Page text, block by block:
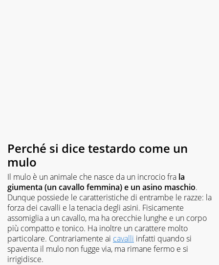
Perché si dice testardo come un
mulo
Il mulo è un animale che nasce da un incrocio fra la
giumenta (un cavallo femmina) e un asino maschio.
Dunque possiede le caratteristiche di entrambe le razze: la
forza dei cavalli e la tenacia degli asini. Fisicamente
assomiglia a un cavallo, ma ha orecchie lunghe e un corpo
più compatto e tonico. Ha inoltre un carattere molto
particolare. Contrariamente ai cavalli infatti quando si
spaventa il mulo non fugge via, ma rimane fermo e si
irrigidisce.